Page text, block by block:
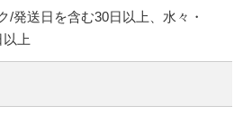
/発送日を含む30日以上、水々・
上